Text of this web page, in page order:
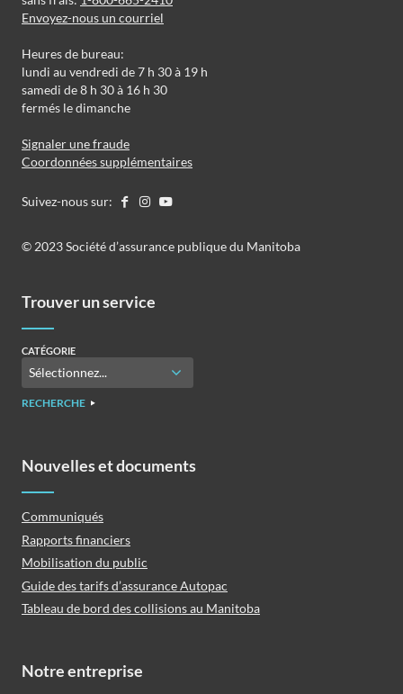
Envoyez-nous un courriel
Heures de bureau:
lundi au vendredi de 7 h 30 à 19 h
samedi de 8 h 30 à 16 h 30
fermés le dimanche
Signaler une fraude
Coordonnées supplémentaires
Suivez-nous sur:
©️️ 2023 Société d’assurance publique du Manitoba
Trouver un service
CATÉGORIE
RECHERCHE
Nouvelles et documents
Communiqués
Rapports financiers
Mobilisation du public
Guide des tarifs d’assurance Autopac
Tableau de bord des collisions au Manitoba
Notre entreprise